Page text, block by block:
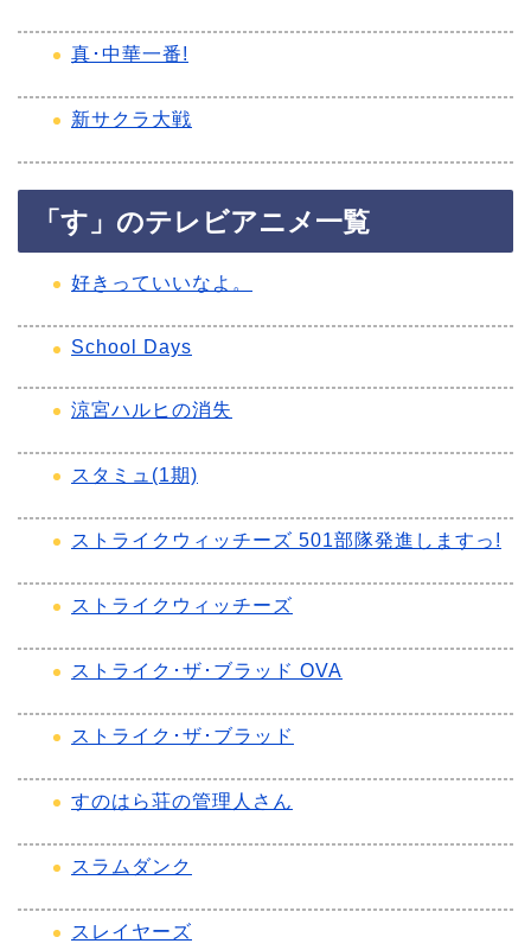
真･中華一番!
新サクラ大戦
「す」のテレビアニメ一覧
好きっていいなよ。
School Days
涼宮ハルヒの消失
スタミュ(1期)
ストライクウィッチーズ 501部隊発進しますっ!
ストライクウィッチーズ
ストライク･ザ･ブラッド OVA
ストライク･ザ･ブラッド
すのはら荘の管理人さん
スラムダンク
スレイヤーズ